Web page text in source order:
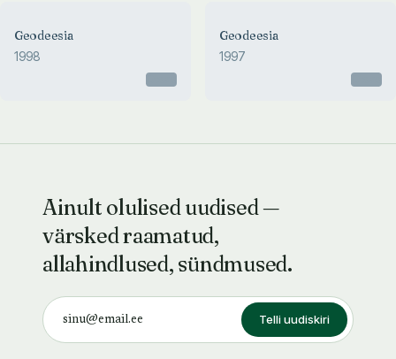
Geodeesia
1998
Geodeesia
1997
Ainult olulised uudised —
värsked raamatud,
allahindlused, sündmused.
Telli uudiskiri